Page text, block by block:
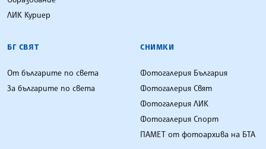
ЛИК Куриер
БГ СВЯТ
От българите по света
За българите по света
СНИМКИ
Фотогалерия България
Фотогалерия Свят
Фотогалерия ЛИК
Фотогалерия Спорт
ПАМЕТ от фотоархива на БТА